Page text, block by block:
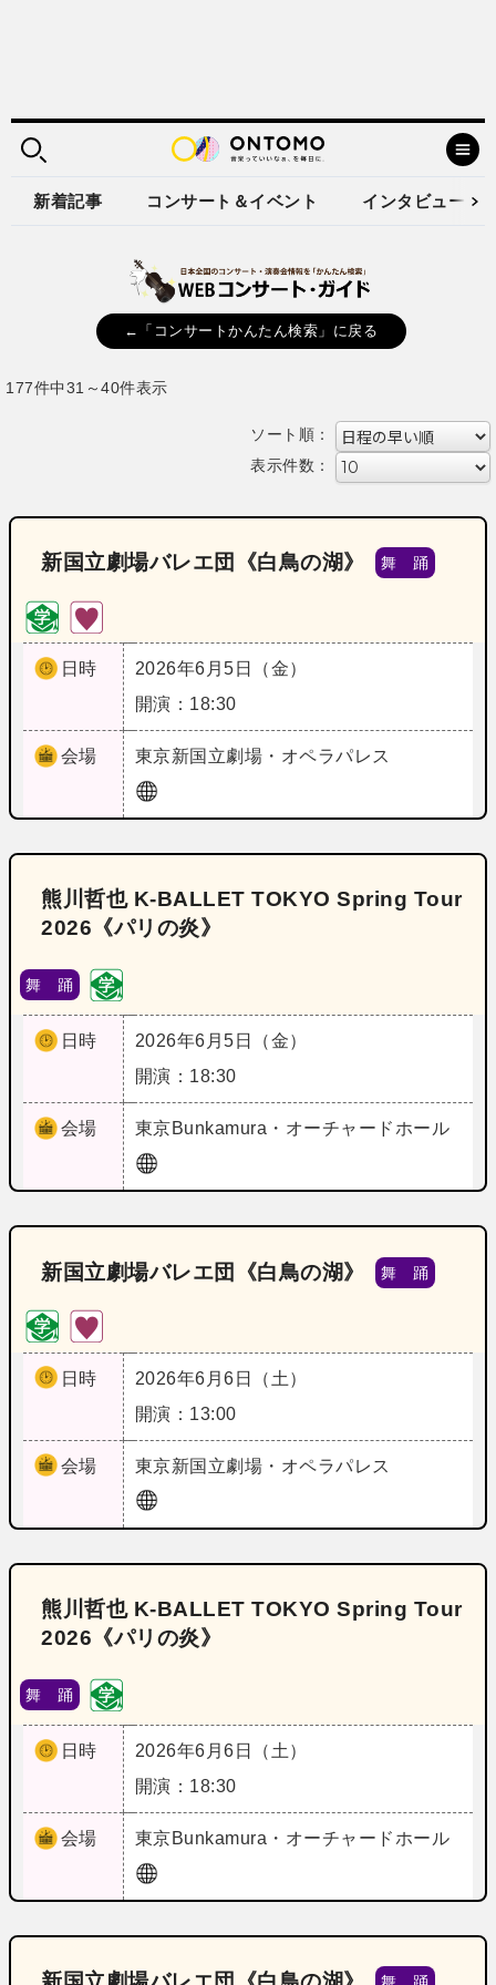
新着記事 コンサート＆イベント インタビュー
←「コンサートかんたん検索」に戻る
177件中31～40件表示
ソート順：
表示件数：
新国立劇場バレエ団《白鳥の湖》 舞 踊
日時
2026年6月5日（金）
開演：18:30
会場 東京新国立劇場・オペラパレス
熊川哲也 K-BALLET TOKYO Spring Tour
2026《パリの炎》
舞 踊
日時
2026年6月5日（金）
開演：18:30
会場 東京Bunkamura・オーチャードホール
新国立劇場バレエ団《白鳥の湖》 舞 踊
日時
2026年6月6日（土）
開演：13:00
会場 東京新国立劇場・オペラパレス
熊川哲也 K-BALLET TOKYO Spring Tour
2026《パリの炎》
舞 踊
日時
2026年6月6日（土）
開演：18:30
会場 東京Bunkamura・オーチャードホール